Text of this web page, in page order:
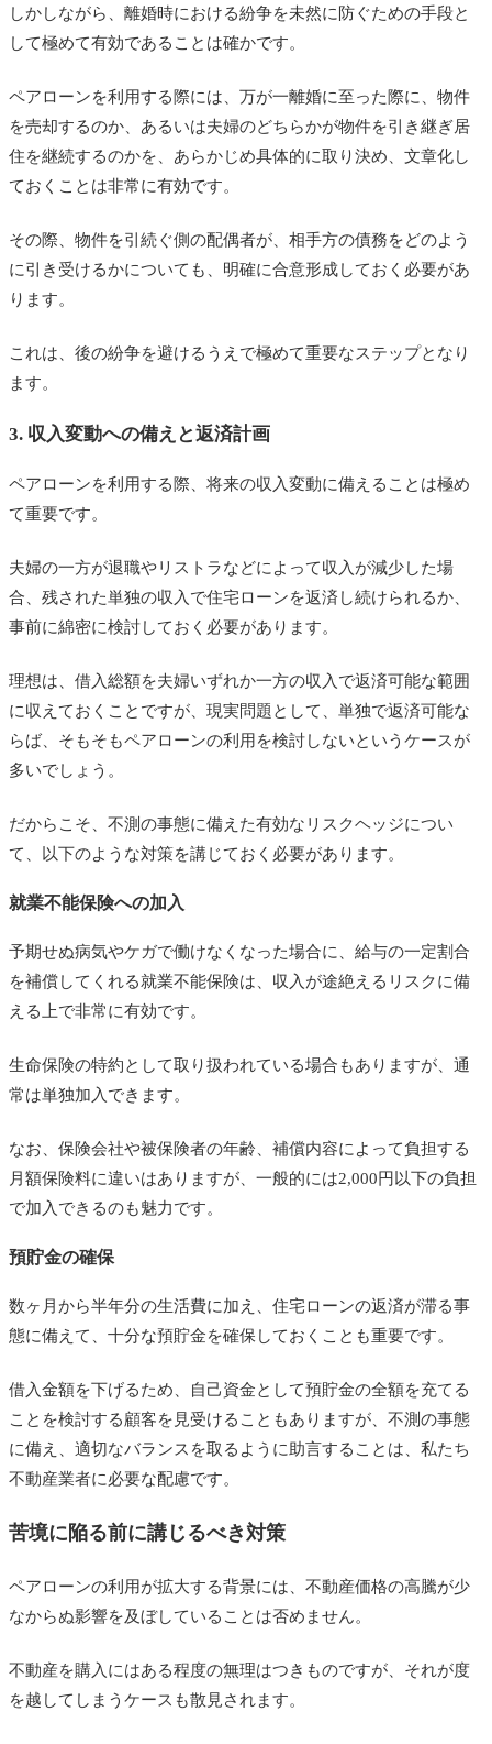
しかしながら、離婚時における紛争を未然に防ぐための手段と
して極めて有効であることは確かです。
ペアローンを利用する際には、万が一離婚に至った際に、物件
を売却するのか、あるいは夫婦のどちらかが物件を引き継ぎ居
住を継続するのかを、あらかじめ具体的に取り決め、文章化し
ておくことは非常に有効です。
その際、物件を引続ぐ側の配偶者が、相手方の債務をどのよう
に引き受けるかについても、明確に合意形成しておく必要があ
ります。
これは、後の紛争を避けるうえで極めて重要なステップとなり
ます。
3. 収入変動への備えと返済計画
ペアローンを利用する際、将来の収入変動に備えることは極め
て重要です。
夫婦の一方が退職やリストラなどによって収入が減少した場
合、残された単独の収入で住宅ローンを返済し続けられるか、
事前に綿密に検討しておく必要があります。
理想は、借入総額を夫婦いずれか一方の収入で返済可能な範囲
に収えておくことですが、現実問題として、単独で返済可能な
らば、そもそもペアローンの利用を検討しないというケースが
多いでしょう。
だからこそ、不測の事態に備えた有効なリスクヘッジについ
て、以下のような対策を講じておく必要があります。
就業不能保険への加入
予期せぬ病気やケガで働けなくなった場合に、給与の一定割合
を補償してくれる就業不能保険は、収入が途絶えるリスクに備
える上で非常に有効です。
生命保険の特約として取り扱われている場合もありますが、通
常は単独加入できます。
なお、保険会社や被保険者の年齢、補償内容によって負担する
月額保険料に違いはありますが、一般的には2,000円以下の負担
で加入できるのも魅力です。
預貯金の確保
数ヶ月から半年分の生活費に加え、住宅ローンの返済が滞る事
態に備えて、十分な預貯金を確保しておくことも重要です。
借入金額を下げるため、自己資金として預貯金の全額を充てる
ことを検討する顧客を見受けることもありますが、不測の事態
に備え、適切なバランスを取るように助言することは、私たち
不動産業者に必要な配慮です。
苦境に陥る前に講じるべき対策
ペアローンの利用が拡大する背景には、不動産価格の高騰が少
なからぬ影響を及ぼしていることは否めません。
不動産を購入にはある程度の無理はつきものですが、それが度
を越してしまうケースも散見されます。